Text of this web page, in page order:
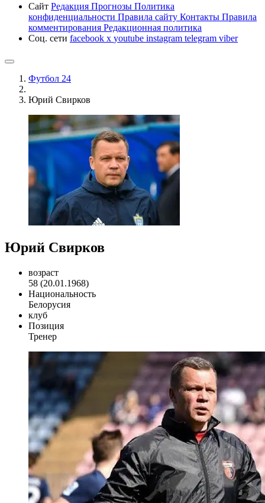
Сайт Редакция Прогнозы Политика
конфиденциальности Правила сайту Контакты Правила
комментирования Редакционная политика
Соц. сети facebook x youtube instagram telegram viber
Футбол 24
Юрий Свирков
Юрий Свирков
возраст
58 (20.01.1968)
Национальность
Белорусия
клуб
Позиция
Тренер